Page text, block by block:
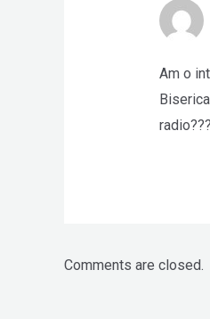
Am o
Comments are closed.